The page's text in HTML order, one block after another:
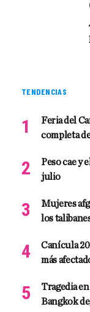
TENDENCIAS
Feria del
completa
Peso cae y
julio
Mujeres
los
Canícula
más
Tragedia
Bangkok